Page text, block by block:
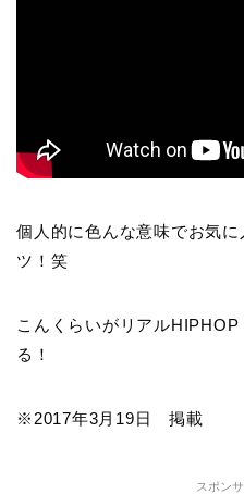
個人的に色んな意味でお気
ツ！笑
こんくらいがリアル
る！
※2017年3月19日 掲載
スポン